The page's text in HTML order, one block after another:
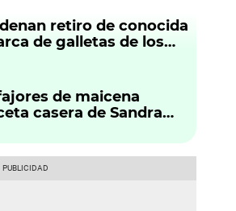
retiro de conocida
de galletas de los
de maicena
casera de Sandra